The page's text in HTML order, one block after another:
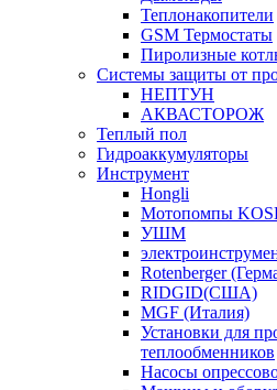
Теплонакопители
GSM Термостаты
Пиролизные
Системы защиты от
НЕПТУН
АКВАСТОРОЖ
Теплый пол
Гидроаккумуляторы
Инструмент
Hongli
Мотопомпы
УШМ
Rotenberger
RIDGID(США)
MGF (Италия)
Установки для
теплообменников
Насосы